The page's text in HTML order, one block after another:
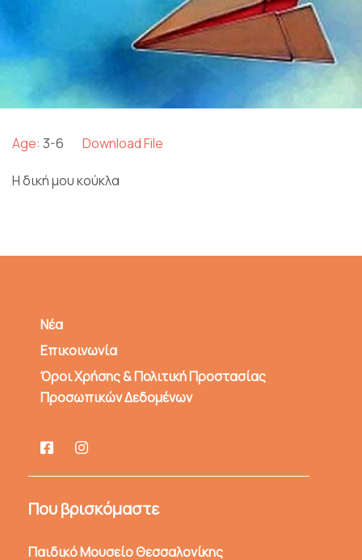
Age: 3-6 Download File
Η δική μου κούκλα
Νέα
Επικοινωνία
Όροι Χρήσης & Πολιτική Προστασίας
Προσωπικών Δεδομένων
Που βρισκόμαστε
Παιδικό Μουσείο Θεσσαλονίκης